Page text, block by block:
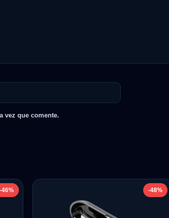
vez que comente.
-46% -48%